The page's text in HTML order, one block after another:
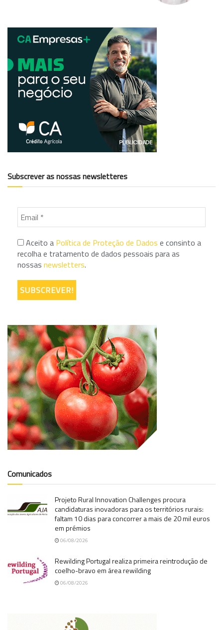
Subscrever as nossas newsletteres
Aceito a Política de Proteção de Dados e consinto a
recolha e tratamento de dados pessoais para as
nossas newsletters.
Comunicados
Projeto Rural Innovation Challenges procura
candidaturas inovadoras para os territórios rurais:
faltam 10 dias para concorrer a mais de 20 mil euros
em prémios
06/08/2026
Rewilding Portugal realiza primeira reintrodução de
coelho-bravo em área rewilding
06/08/2026